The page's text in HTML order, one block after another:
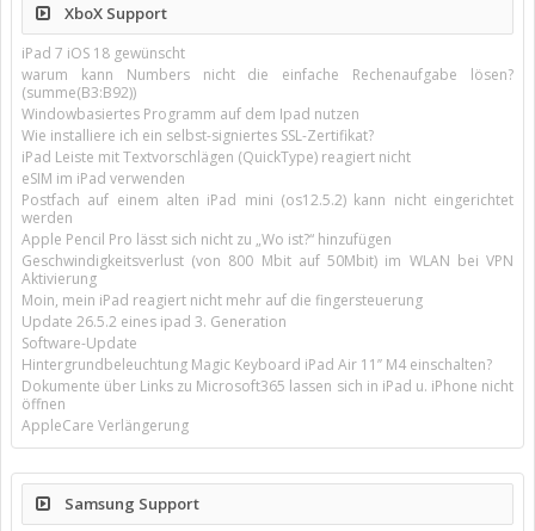
XboX Support
iPad 7 iOS 18 gewünscht
warum kann Numbers nicht die einfache Rechenaufgabe lösen?
(summe(B3:B92))
Windowbasiertes Programm auf dem Ipad nutzen
Wie installiere ich ein selbst-signiertes SSL-Zertifikat?
iPad Leiste mit Textvorschlägen (QuickType) reagiert nicht
eSIM im iPad verwenden
Postfach auf einem alten iPad mini (os12.5.2) kann nicht eingerichtet
werden
Apple Pencil Pro lässt sich nicht zu „Wo ist?“ hinzufügen
Geschwindigkeitsverlust (von 800 Mbit auf 50Mbit) im WLAN bei VPN
Aktivierung
Moin, mein iPad reagiert nicht mehr auf die fingersteuerung
Update 26.5.2 eines ipad 3. Generation
Software-Update
Hintergrundbeleuchtung Magic Keyboard iPad Air 11’’ M4 einschalten?
Dokumente über Links zu Microsoft365 lassen sich in iPad u. iPhone nicht
öffnen
AppleCare Verlängerung
Samsung Support